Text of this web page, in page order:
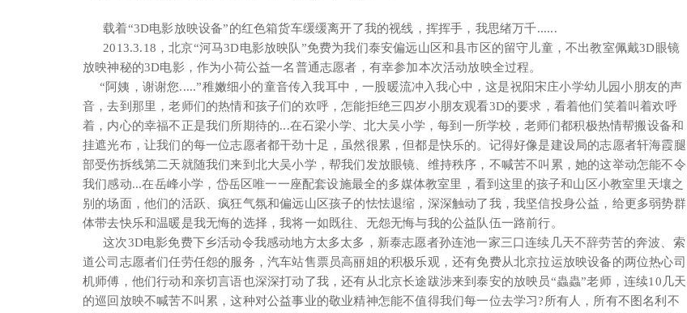
载着“3D电影放映设备”的红色箱货车缓缓离开了我的视线，挥挥手，我思绪万千......
2013.3.18，北京“河马3D电影放映队”免费为我们泰安偏远山区和县市区的留守儿童，不出教室佩戴3D眼镜
放映神秘的3D电影，作为小荷公益一名普通志愿者，有幸参加本次活动放映全过程。
“阿姨，谢谢您.....”稚嫩细小的童音传入我耳中，一股暖流冲入我心中，这是祝阳宋庄小学幼儿园小朋友的声
音，去到那里，老师们的热情和孩子们的欢呼，怎能拒绝三四岁小朋友观看3D的要求，看着他们笑着叫着欢呼
着，内心的幸福不正是我们所期待的...在石梁小学、北大吴小学，每到一所学校，老师们都积极热情帮搬设备和
挂遮光布，让我们的每一位志愿者都干劲十足，虽然很累，但都是快乐的。记得好像是建设局的志愿者轩海霞腿
部受伤拆线第二天就随我们来到北大吴小学，帮我们发放眼镜、维持秩序，不喊苦不叫累，她的这举动怎能不令
我们感动...在岳峰小学，岱岳区唯一一座配套设施最全的多媒体教室里，看到这里的孩子和山区小教室里天壤之
别的场面，他们的活跃、疯狂气氛和偏远山区孩子的怯怯退缩，深深触动了我，我坚信投身公益，给更多弱势群
体带去快乐和温暖是我无悔的选择，我将一如既往、无怨无悔与我的公益队伍一路前行。
这次3D电影免费下乡活动令我感动地方太多太多，新泰志愿者孙连池一家三口连续几天不辞劳苦的奔波、索
道公司志愿者们任劳任怨的服务，汽车站售票员高丽姐的积极乐观，还有免费从北京拉运放映设备的两位热心司
机师傅，他们行动和亲切言语也深深打动了我，还有从北京长途跋涉来到泰安的放映员“蟲蟲”老师，连续10几天
的巡回放映不喊苦不叫累，这种对公益事业的敬业精神怎能不值得我们每一位去学习?所有人，所有不图名利不